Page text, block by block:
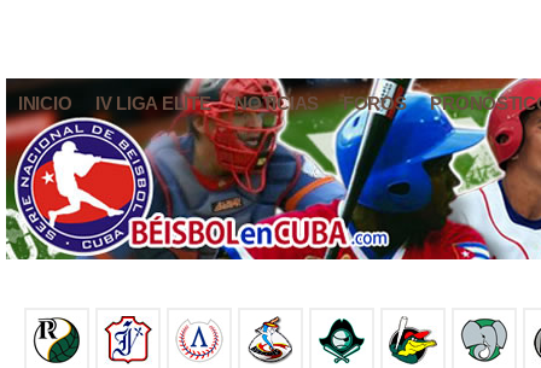
INICIO IV LIGA ELITE NOTICIAS FOROS